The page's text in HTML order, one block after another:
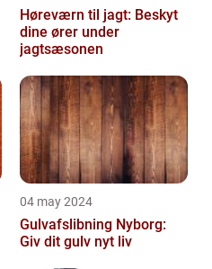
Høreværn til jagt: Beskyt
dine ører under
jagtsæsonen
04 may 2024
Gulvafslibning Nyborg:
Giv dit gulv nyt liv